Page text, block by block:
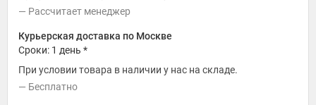
Рассчитает менеджер
Курьерская доставка по Москве
Сроки: 1 день *
При условии товара в наличии у нас на складе.
Бесплатно